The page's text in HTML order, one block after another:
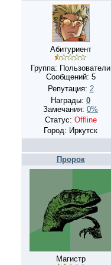
Абитуриент
Группа: Пользователи
Сообщений: 5
Репутация: 2
Награды: 0
Замечания: 0%
Статус: Offline
Город: Иркутск
Пророк
Магистр